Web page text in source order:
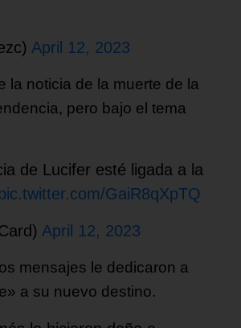
April 12, 2023
la noticia de la muerte de la
pero bajo el tema
de Lucifer esté ligada a la
GaiR8qXpTQ
April 12, 2023
mensajes le dedicaron a
a su nuevo destino.